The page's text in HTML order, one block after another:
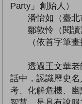
Party」創始人）
潘怡如（臺北
鄒敦怜（閱讀寫
（依首字筆畫
透過王文華老
話中，認識歷史
考、化解危機、